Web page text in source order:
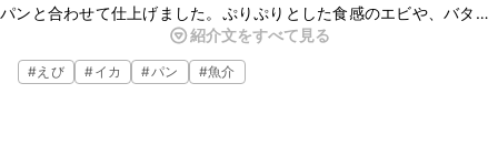
パンと合わせて仕上げました。ぷりぷりとした食感のエビや、バター
のコクが染み込んだカリカリのフランスパンがとてもよく合います。
パーティー料理などにいかがでしょうか。
紹介文をすべて見る
#えび #イカ #パン #魚介